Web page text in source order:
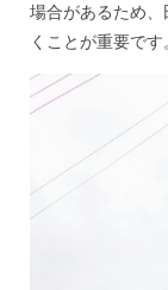
場合があるため
くことが重要です